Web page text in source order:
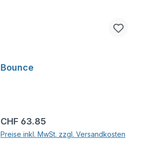
Bounce
Regulärer Preis:
CHF 63.85
Preise inkl. MwSt. zzgl. Versandkosten